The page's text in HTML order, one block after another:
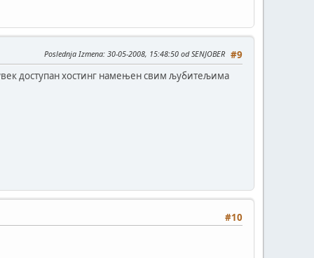
#9
Poslednja Izmena: 30-05-2008, 15:48:50 od SENJOBER
доступан хостинг намењен свим љубитељима
#10